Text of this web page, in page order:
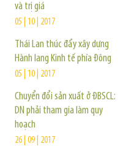
và trị giá
05 | 10 | 2017
Thái Lan thúc đẩy xây dựng
Hành lang Kinh tế phía Đông
05 | 10 | 2017
Chuyển đổi sản xuất ở ĐBSCL:
DN phải tham gia làm quy
hoạch
26 | 09 | 2017